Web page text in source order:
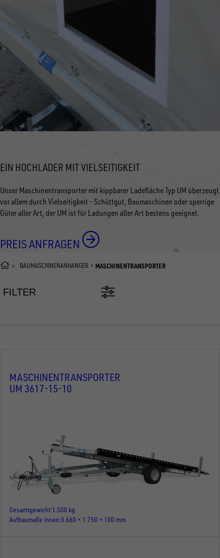
EIN HOCHLADER MIT VIELSEITIGKEIT
Unser Maschinentransporter mit kippbarer Ladefläche Typ UM überzeugt
vor allem durch Vielseitigkeit - Schüttgut, Baumaschinen oder sperrige
Güter aller Art, der UM ist für Ladungen aller Art bestens geeignet.
PREIS ANFRAGEN
BAUMASCHINENANHÄNGER MASCHINENTRANSPORTER
FILTER
MASCHINENTRANSPORTER
UM 3617-15-10
Gesamtgewicht 1.500 kg
Aufbaumaße innen 3.660 × 1.750 × 100 mm